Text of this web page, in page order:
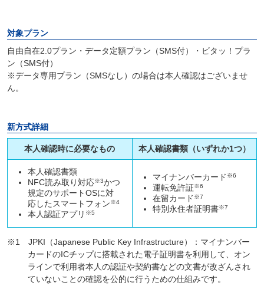
対象プラン
自由自在2.0プラン・データ定額プラン（SMS付）・ビタッ！プラ
ン（SMS付）
※データ専用プラン（SMSなし）の場合は本人確認はございませ
ん。
新方式詳細
本人確認時に必要なもの 本人確認書類（いずれか1つ）
本人確認書類
NFC読み取り対応※3かつ
規定のサポートOSに対
応したスマートフォン※4
本人認証アプリ ※5
マイナンバーカード ※6
運転免許証※6
在留カード ※7
特別永住者証明書※7
※1 JPKI（Japanese Public Key Infrastructure）：マイナンバー
カードのICチップに搭載された電子証明書を利用して、オン
ラインで利用者本人の認証や契約書などの文書が改ざんされ
ていないことの確認を公的に行うための仕組みです。